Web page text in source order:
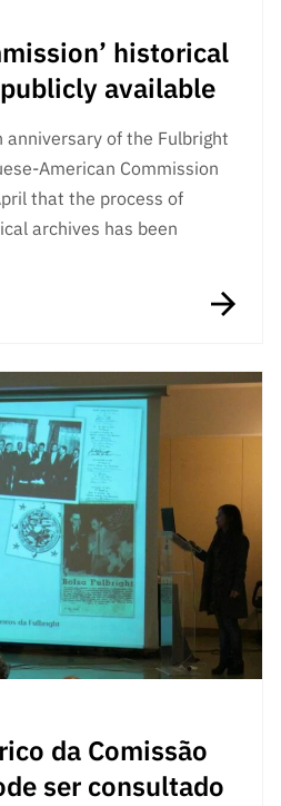
historical
available
of the Fulbright
American Commission
il that the process of
archives has been
da Comissão
ser consultado